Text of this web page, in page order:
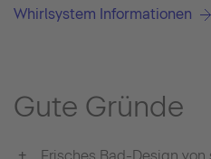
Whirlsystem Informationen
Gute Gründe
Frisches Bad-Design